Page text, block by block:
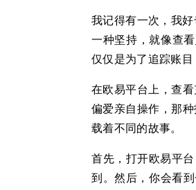
我记得有一次，我
一种坚持，就像查看
仅仅是为了追踪账目
在欧易平台上，查
偏爱亲自操作，那
载着不同的故事。
首先，打开欧易平
到。然后，你会看